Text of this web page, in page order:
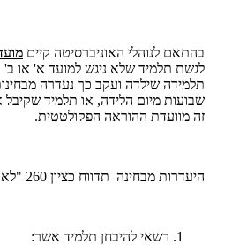
בהתאם לנוהלי האוניברסיטה קיים
לגשת תלמיד שלא ניגש למועד א' או ב'
תלמידה שילדה ועקב כך נעדרה
שבועות מיום הלידה, או תלמיד שקיבל
זה מוועדת ההוראה הפקולטטית.
היעדרות מבחינה תדווח כציון 260 "לא נבחן".
רשאי להיבחן תלמיד אשר: